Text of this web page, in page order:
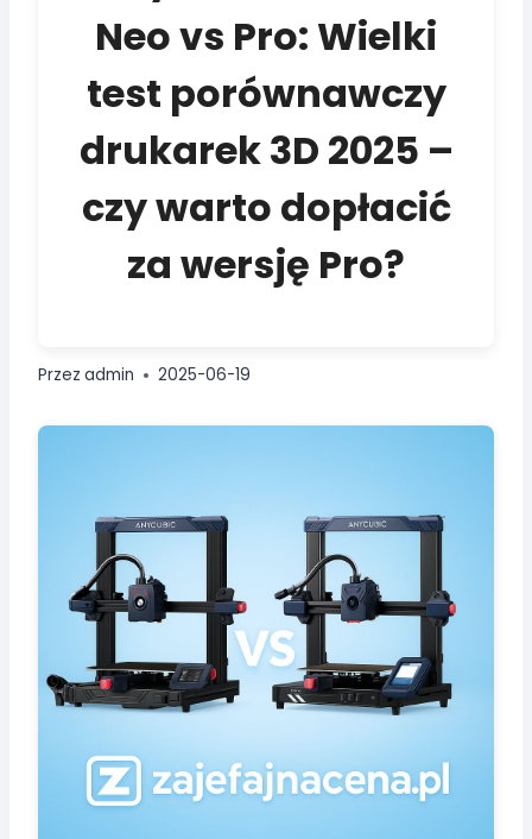
Neo vs Pro: Wielki
test porównawczy
drukarek 3D 2025 –
czy warto dopłacić
za wersję Pro?
Przez admin 2025-06-19